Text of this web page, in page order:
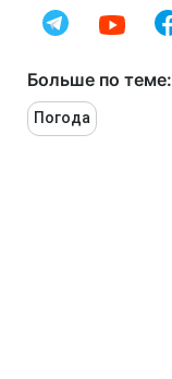
Больше по теме:
Погода